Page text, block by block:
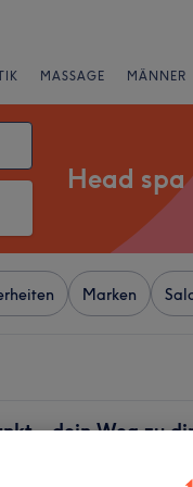
MASSAGE MÄNNER
Head spa
Marken
- dein Weg zu